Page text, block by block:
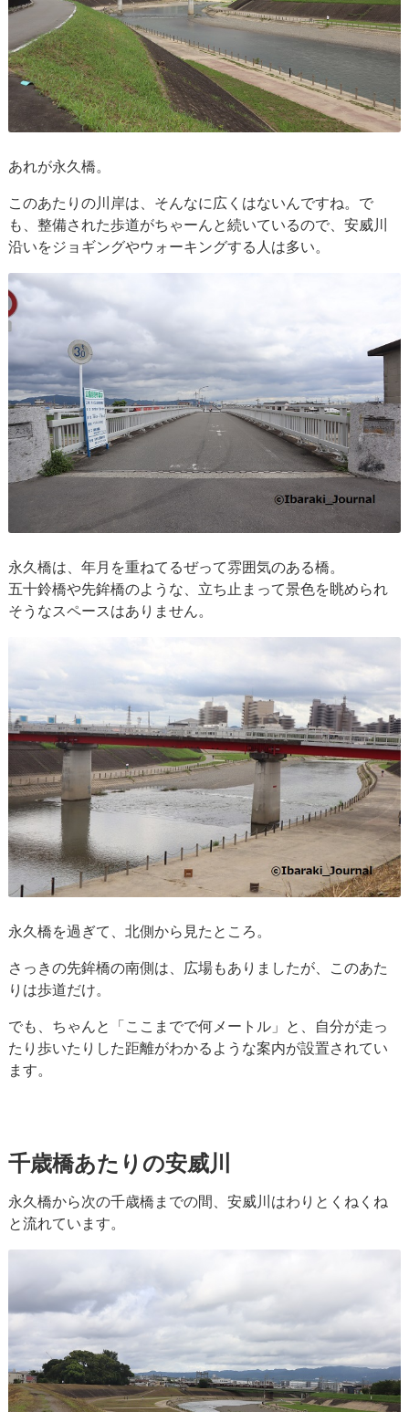
あれが永久橋。
このあたりの川岸は、そんなに広くはないんですね。で
も、整備された歩道がちゃーんと続いているので、安威川
沿いをジョギングやウォーキングする人は多い。
永久橋は、年月を重ねてるぜって雰囲気のある橋。
五十鈴橋や先鉾橋のような、立ち止まって景色を眺められ
そうなスペースはありません。
永久橋を過ぎて、北側から見たところ。
さっきの先鉾橋の南側は、広場もありましたが、このあた
りは歩道だけ。
でも、ちゃんと「ここまでで何メートル」と、自分が走っ
たり歩いたりした距離がわかるような案内が設置されてい
ます。
千歳橋あたりの安威川
永久橋から次の千歳橋までの間、安威川はわりとくねくね
と流れています。